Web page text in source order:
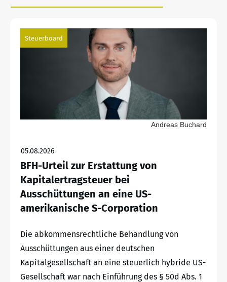
Steuerboard
Andreas Buchard
05.08.2026
BFH-Urteil zur Erstattung von
Kapitalertragsteuer bei
Ausschüttungen an eine US-
amerikanische S-Corporation
Die abkommensrechtliche Behandlung von
Ausschüttungen aus einer deutschen
Kapitalgesellschaft an eine steuerlich hybride US-
Gesellschaft war nach Einführung des § 50d Abs. 1